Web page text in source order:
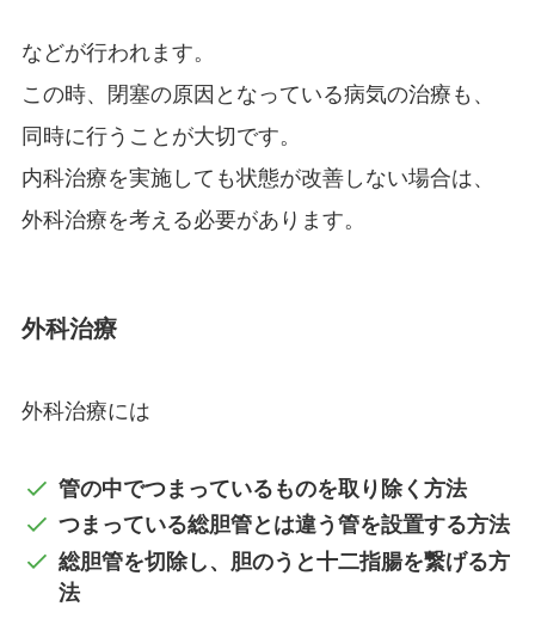
などが行われます。
この時、閉塞の原因となっている病気の治療も、
同時に行うことが大切です。
内科治療を実施しても状態が改善しない場合は、
外科治療を考える必要があります。
外科治療
外科治療には
管の中でつまっているものを取り除く方法
つまっている総胆管とは違う管を設置する方法
総胆管を切除し、胆のうと十二指腸を繋げる方
法